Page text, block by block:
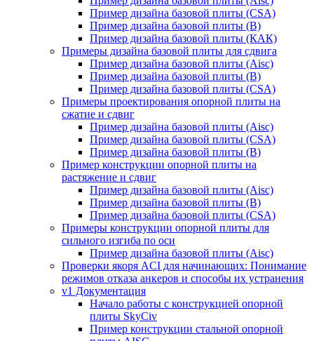
Пример дизайна базовой плиты (CSA)
Пример дизайна базовой плиты (В)
Пример дизайна базовой плиты (КАК)
Примеры дизайна базовой плиты для сдвига
Пример дизайна базовой плиты (Aisc)
Пример дизайна базовой плиты (В)
Пример дизайна базовой плиты (CSA)
Примеры проектирования опорной плиты на
сжатие и сдвиг
Пример дизайна базовой плиты (Aisc)
Пример дизайна базовой плиты (CSA)
Пример дизайна базовой плиты (В)
Пример конструкции опорной плиты на
растяжение и сдвиг
Пример дизайна базовой плиты (Aisc)
Пример дизайна базовой плиты (В)
Пример дизайна базовой плиты (CSA)
Примеры конструкции опорной плиты для
сильного изгиба по оси
Пример дизайна базовой плиты (Aisc)
Проверки якоря ACI для начинающих: Понимание
режимов отказа анкеров и способы их устранения
v1 Документация
Начало работы с конструкцией опорной
плиты SkyCiv
Пример конструкции стальной опорной